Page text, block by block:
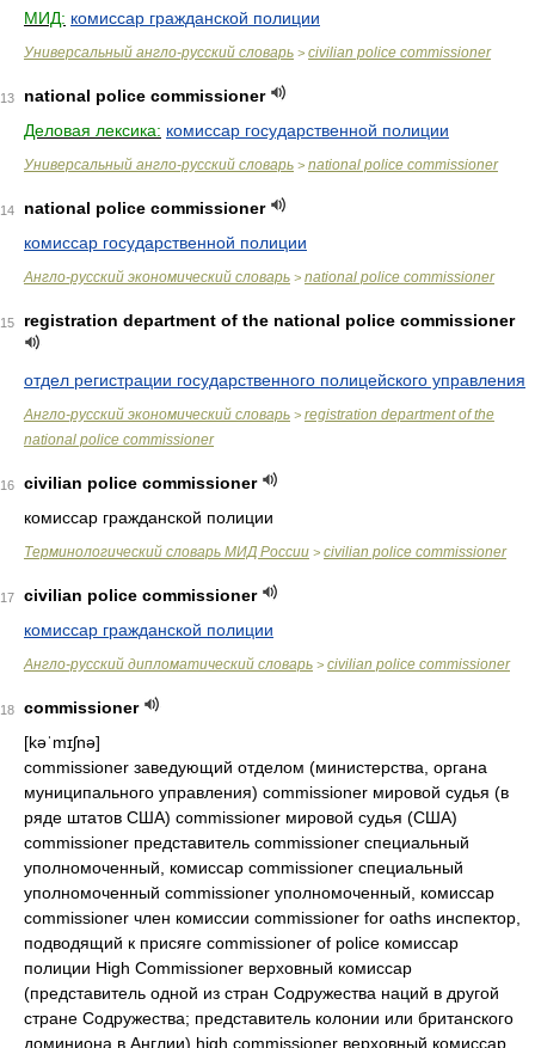
МИД: комиссар гражданской полиции
Универсальный англо-русский словарь > civilian police commissioner
13
national police commissioner
Деловая лексика: комиссар государственной полиции
Универсальный англо-русский словарь > national police commissioner
14
national police commissioner
комиссар государственной полиции
Англо-русский экономический словарь > national police commissioner
15 registration department of the national police commissioner
отдел регистрации государственного полицейского управления
Англо-русский экономический словарь > registration department of the
national police commissioner
16
civilian police commissioner
комиссар гражданской полиции
Терминологический словарь МИД России > civilian police commissioner
17
civilian police commissioner
комиссар гражданской полиции
Англо-русский дипломатический словарь > civilian police commissioner
18
commissioner
[kəˈmɪʃnə]
commissioner заведующий отделом (министерства, органа
муниципального управления) commissioner мировой судья (в
ряде штатов США) commissioner мировой судья (США)
commissioner представитель commissioner специальный
уполномоченный, комиссар commissioner специальный
уполномоченный commissioner уполномоченный, комиссар
commissioner член комиссии commissioner for oaths инспектор,
подводящий к присяге commissioner of police комиссар
полиции High Commissioner верховный комиссар
(представитель одной из стран Содружества наций в другой
стране Содружества; представитель колонии или британского
доминиона в Англии) high commissioner верховный комиссар,